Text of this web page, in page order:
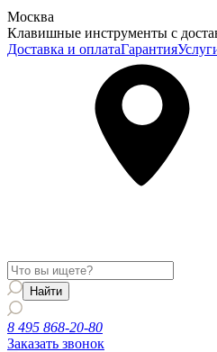
Москва
Клавишные инструменты с
Доставка и оплатаГарантия
8 495 868-20-80
Заказать звонок